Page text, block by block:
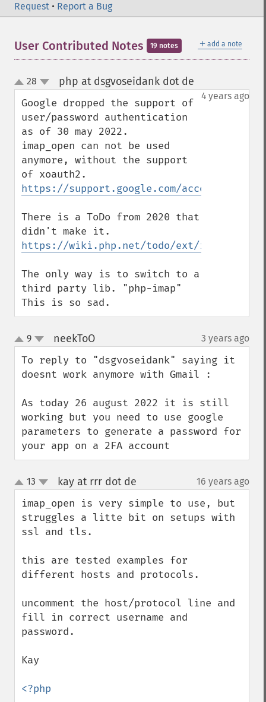
Request • Report a Bug
＋ add a note
User Contributed Notes 19 notes
up
down
28 php at dsgvoseidank dot de
4 years ago
Google dropped the support of
user/password authentication
as of 30 may 2022.
imap_open can not be used
anymore, without the support
https://support.google.com/accounts/
There is a ToDo from 2020 that
https://wiki.php.net/todo/ext/imap/
The only way is to switch to a
third party lib. "php-imap"
This is so sad.
up
down
9 neekToO¶ 3 years ago
To reply to "dsgvoseidank" saying it
doesnt work anymore with Gmail :
As today 26 august 2022 it is still
working but you need to use google
parameters to generate a password for
your app on a 2FA account
up
down
13 kay at rrr dot de 16 years ago
imap_open is very simple to use, but
struggles a litte bit on setups with
ssl and tls.
this are tested examples for
different hosts and protocols.
uncomment the host/protocol line and
fill in correct username and
password.
Kay
<?php